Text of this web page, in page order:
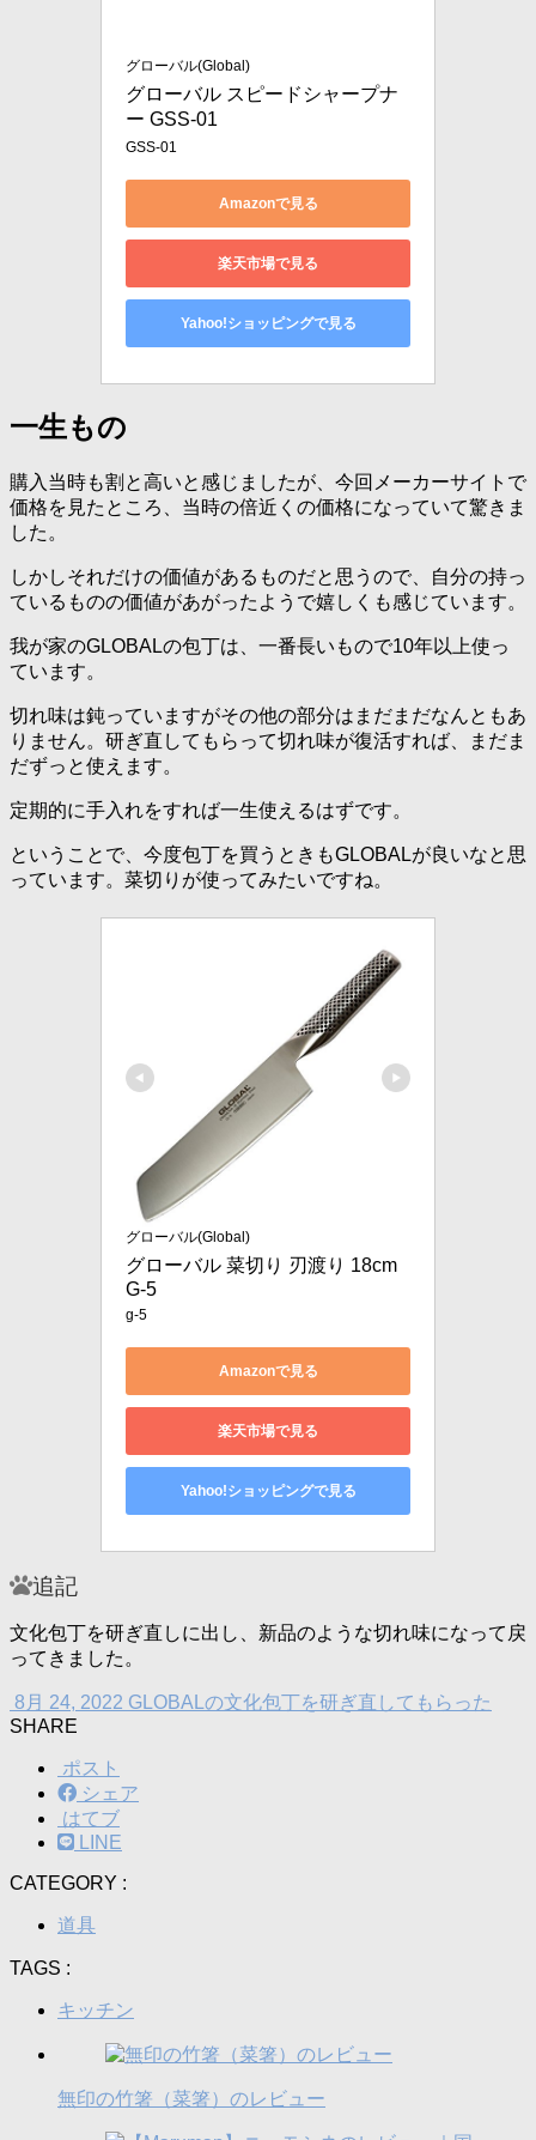
グローバル(Global)
グローバル スピードシャープナ
ー GSS-01
GSS-01
Amazonで見る
楽天市場で見る
Yahoo!ショッピングで見る
一生もの
購入当時も割と高いと感じましたが、今回メーカーサイトで
価格を見たところ、当時の倍近くの価格になっていて驚きま
した。
しかしそれだけの価値があるものだと思うので、自分の持っ
ているものの価値があがったようで嬉しくも感じています。
我が家のGLOBALの包丁は、一番長いもので10年以上使っ
ています。
切れ味は鈍っていますがその他の部分はまだまだなんともあ
りません。研ぎ直してもらって切れ味が復活すれば、まだま
だずっと使えます。
定期的に手入れをすれば一生使えるはずです。
ということで、今度包丁を買うときもGLOBALが良いなと思
っています。菜切りが使ってみたいですね。
グローバル(Global)
グローバル 菜切り 刃渡り 18cm
G-5
g-5
Amazonで見る
楽天市場で見る
Yahoo!ショッピングで見る
追記
文化包丁を研ぎ直しに出し、新品のような切れ味になって戻
ってきました。
8月 24, 2022 GLOBALの文化包丁を研ぎ直してもらった
SHARE
ポスト
シェア
はてブ
LINE
CATEGORY :
道具
TAGS :
キッチン
無印の竹箸（菜箸）のレビュー